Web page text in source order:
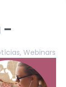
–
, Webinars